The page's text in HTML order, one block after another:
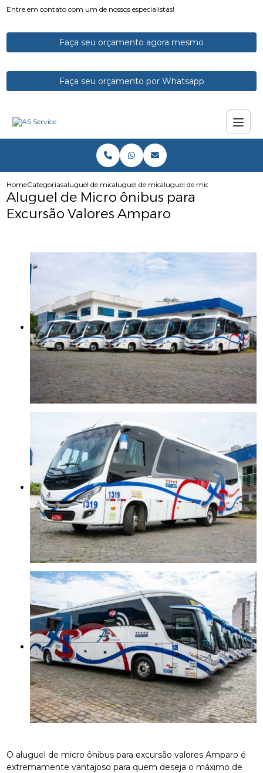
Entre em contato com um de nossos especialistas!
Faça seu orçamento agora mesmo
Faça seu orçamento por Whatsapp
HomeCategoriasaluguel de micro onibusaluguel de microonibus com motorista
aluguel de micro onibus para
Aluguel de Micro ônibus para
Excursão Valores Amparo
O aluguel de micro ônibus para excursão valores Amparo é
extremamente vantajoso para quem deseja o máximo de